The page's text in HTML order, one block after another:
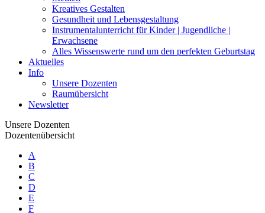
Kreatives Gestalten
Gesundheit und Lebensgestaltung
Instrumentalunterricht für Kinder | Jugendliche |
Erwachsene
Alles Wissenswerte rund um den perfekten Geburtstag
Aktuelles
Info
Unsere Dozenten
Raumübersicht
Newsletter
Unsere Dozenten
Dozentenübersicht
A
B
C
D
E
F